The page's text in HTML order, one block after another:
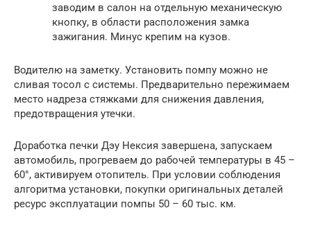
заводим в салон на отдельную механическую
кнопку, в области расположения замка
зажигания. Минус крепим на кузов.
Водителю на заметку. Установить помпу можно не
сливая тосол с системы. Предварительно пережимаем
место надреза стяжками для снижения давления,
предотвращения утечки.
Доработка печки Дэу Нексия завершена, запускаем
автомобиль, прогреваем до рабочей температуры в 45 –
60°, активируем отопитель. При условии соблюдения
алгоритма установки, покупки оригинальных деталей
ресурс эксплуатации помпы 50 – 60 тыс. км.